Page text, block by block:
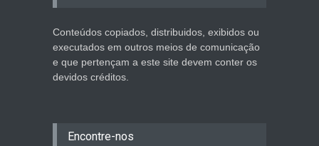
Conteúdos copiados, distribuidos, exibidos ou
executados em outros meios de comunicação
e que pertençam a este site devem conter os
devidos créditos.
Encontre-nos